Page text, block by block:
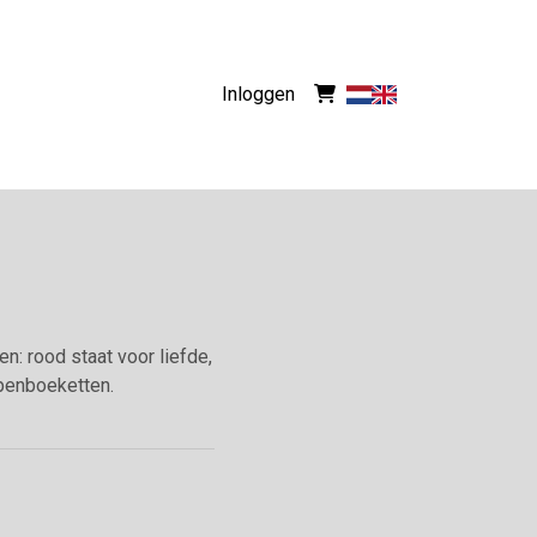
Inloggen
rood staat voor liefde,